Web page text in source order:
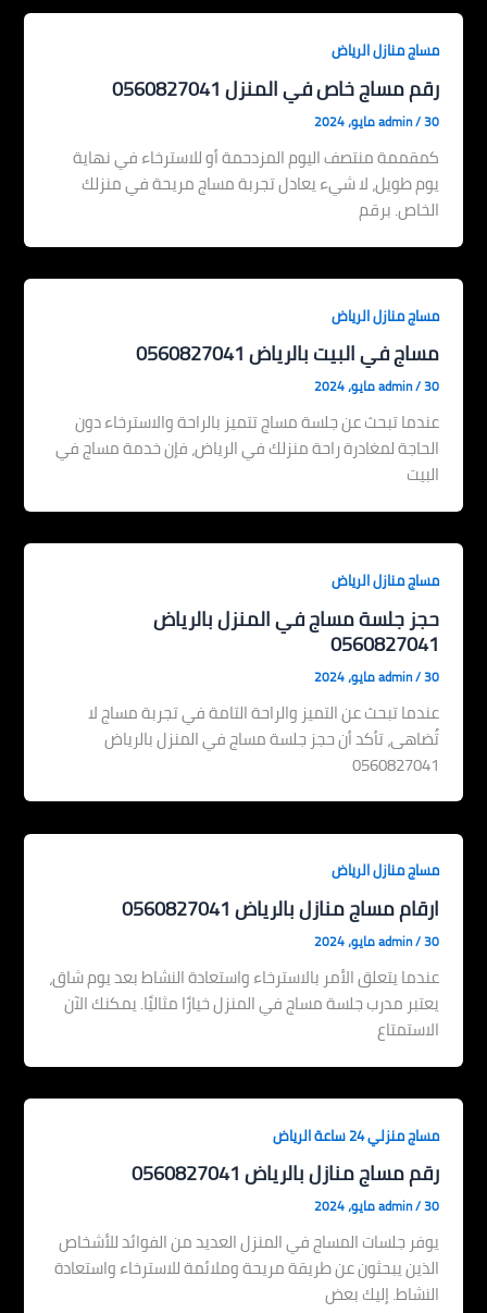
مساج منازل الرياض
رقم مساج خاص في المنزل 0560827041
admin/30 مايو، 2024
كمقممة منتصف اليوم المزدحمة أو للاسترخاء في نهاية
يوم طويل، لا شيء يعادل تجربة مساج مريحة في منزلك
الخاص. برقم
مساج منازل الرياض
مساج في البيت بالرياض 0560827041
admin/30 مايو، 2024
عندما تبحث عن جلسة مساج تتميز بالراحة والاسترخاء دون
الحاجة لمغادرة راحة منزلك في الرياض، فإن خدمة مساج في
البيت
مساج منازل الرياض
حجز جلسة مساج في المنزل بالرياض
0560827041
admin/30 مايو، 2024
عندما تبحث عن التميز والراحة التامة في تجربة مساج لا
تُضاهى، تأكد أن حجز جلسة مساج في المنزل بالرياض
0560827041
مساج منازل الرياض
ارقام مساج منازل بالرياض 0560827041
admin/30 مايو، 2024
عندما يتعلق الأمر بالاسترخاء واستعادة النشاط بعد يوم شاق،
يعتبر مدرب جلسة مساج في المنزل خيارًا مثاليًا. يمكنك الآن
الاستمتاع
مساج منزلي 24 ساعة الرياض
رقم مساج منازل بالرياض 0560827041
admin/30 مايو، 2024
يوفر جلسات المساج في المنزل العديد من الفوائد للأشخاص
الذين يبحثون عن طريقة مريحة وملائمة للاسترخاء واستعادة
النشاط. إليك بعض